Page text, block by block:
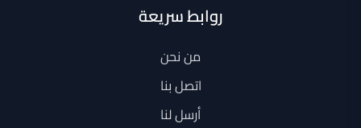
روابط سريعة
من نحن
اتصل بنا
أرسل لنا